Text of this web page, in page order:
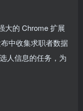
大的 Chrome 扩展
中收集求职者数据
人信息的任务，为